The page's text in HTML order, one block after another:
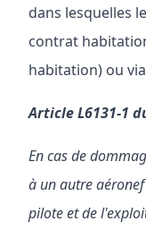
dans lesquelles
contrat
habitation) ou
Article L6131-1
En cas de
à un autre
pilote et de